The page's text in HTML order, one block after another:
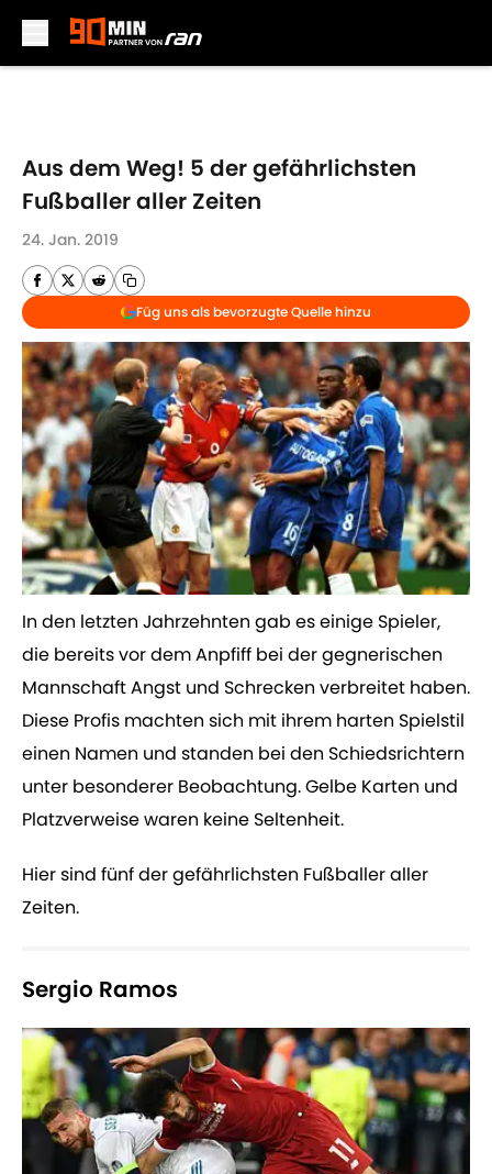
Aus dem Weg! 5 der gefährlichsten
Fußballer aller Zeiten
24. Jan. 2019
Füg uns als bevorzugte Quelle hinzu
​In den letzten Jahrzehnten gab es einige Spieler,
die bereits vor dem Anpfiff bei der gegnerischen
Mannschaft Angst und Schrecken verbreitet haben.
Diese Profis machten sich mit ihrem harten Spielstil
einen Namen und standen bei den Schiedsrichtern
unter besonderer Beobachtung. Gelbe Karten und
Platzverweise waren keine Seltenheit.
Hier sind fünf der gefährlichsten Fußballer aller
Zeiten.
Sergio Ramos